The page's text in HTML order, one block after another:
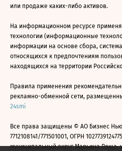
или продаже каких-либо активов.
На информационном ресурсе
технологии (информационные
информации на основе сбора,
относящихся к предпочтениям
находящихся на территории
Правила применения
рекламно-обменной сети,
24smi
Все права защищены © АО Бизнес
7712108141/771501001, ОГРН
муниципальный округ Марьина Роща,